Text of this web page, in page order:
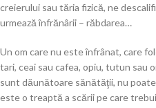
creierului sau tăria fizică, ne
urmează înfrănârii – răbdarea…
Un om care nu este înfrânat, care
tari, ceai sau cafea, opiu, tutun sau
sunt dăunătoare sănătăţii, nu
este o treaptă a scării pe care